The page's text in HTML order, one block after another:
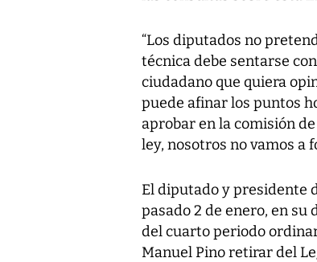
“Los diputados no
técnica debe sentarse
ciudadano que quiera
puede afinar los puntos
aprobar en la comisión
ley, nosotros no vamos a
El diputado y presidente
pasado 2 de enero, en
del cuarto periodo
Manuel Pino retirar del